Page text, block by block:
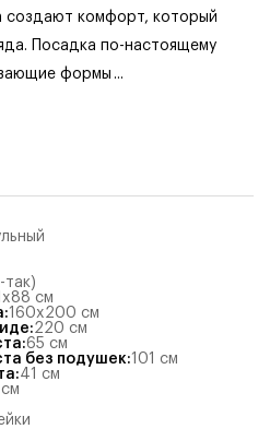
создают комфорт, который
Посадка по-настоящему
формы ...
так)
см
:160x200 см
:220 см
:65 см
без подушек:101
см
:41
см
см